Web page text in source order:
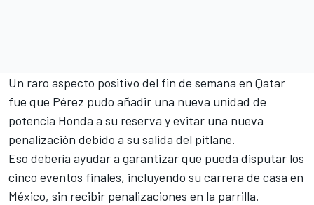
Un raro aspecto positivo del fin de semana en Qatar
fue que Pérez pudo añadir una nueva unidad de
potencia Honda a su reserva y evitar una nueva
penalización debido a su salida del pitlane.
Eso debería ayudar a garantizar que pueda disputar los
cinco eventos finales, incluyendo su carrera de casa en
México, sin recibir penalizaciones en la parrilla.